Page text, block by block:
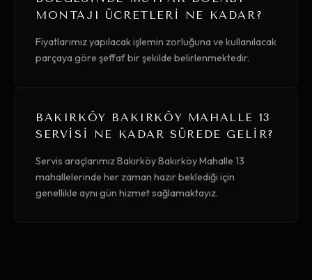
MONTAJI ÜCRETLERI NE KADAR?
Fiyatlarımız yapılacak işlemin zorluğuna ve kullanılacak
parçaya göre şeffaf bir şekilde belirlenmektedir.
BAKIRKÖY BAKIRKÖY MAHALLE 13
SERVISI NE KADAR SÜREDE GELIR?
Servis araçlarımız Bakırköy Bakırköy Mahalle 13
mahallelerinde her zaman hazır beklediği için
genellikle aynı gün hizmet sağlamaktayız.